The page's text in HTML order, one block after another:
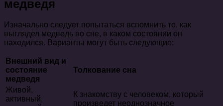
медведя
Изначально следует попытаться вспомнить то, как
выглядел медведь во сне, в каком состоянии он
находился. Варианты могут быть следующие:
Внешний вид и
состояние
медведя
Толкование сна
Живой,
активный,
К знакомству с человеком, который
произведет неоднозначное